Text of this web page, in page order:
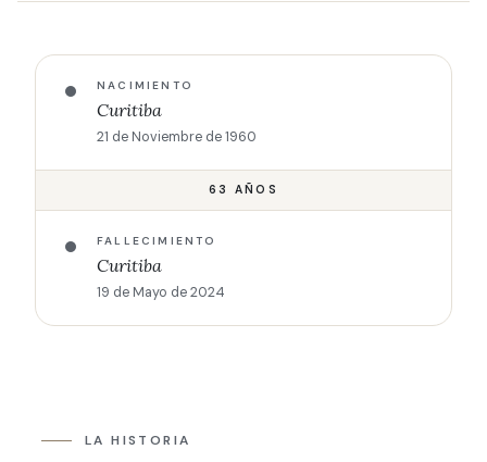
NACIMIENTO
Curitiba
21 de Noviembre de 1960
63 AÑOS
FALLECIMIENTO
Curitiba
19 de Mayo de 2024
LA HISTORIA